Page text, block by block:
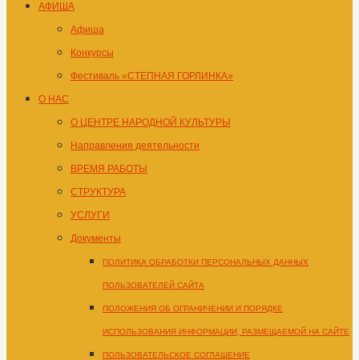
АФИША
Афиша
Конкурсы
Фестиваль «СТЕПНАЯ ГОРЛИНКА»
О НАС
О ЦЕНТРЕ НАРОДНОЙ КУЛЬТУРЫ
Направления деятельности
ВРЕМЯ РАБОТЫ
СТРУКТУРА
УСЛУГИ
Документы
ПОЛИТИКА ОБРАБОТКИ ПЕРСОНАЛЬНЫХ ДАННЫХ
ПОЛЬЗОВАТЕЛЕЙ САЙТА
ПОЛОЖЕНИЯ ОБ ОГРАНИЧЕНИИ И ПОРЯДКЕ
ИСПОЛЬЗОВАНИЯ ИНФОРМАЦИИ, РАЗМЕЩАЕМОЙ НА САЙТЕ
ПОЛЬЗОВАТЕЛЬСКОЕ СОГЛАШЕНИЕ